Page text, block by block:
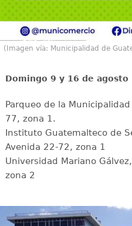
(Imagen vía: Municipalidad de
Domingo 9 y 16 de agosto
Parqueo de la
77, zona 1.
Instituto Guatemalteco de
Avenida 22-72, zona 1
Universidad Mariano
zona 2